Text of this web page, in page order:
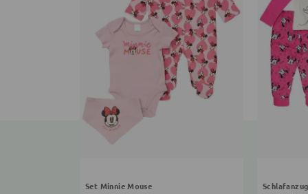
Set Minnie Mouse